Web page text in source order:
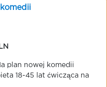
plan nowej komedii
18-45 lat ćwicząca na